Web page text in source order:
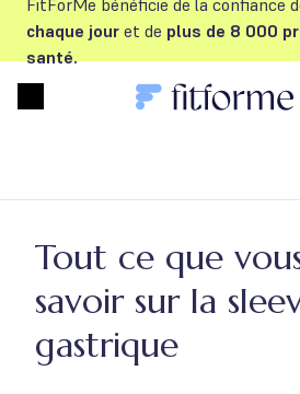
FitForMe bénéficie de la confiance
chaque jour et de plus de 8 000
santé.
Tout ce que
savoir sur la
gastrique